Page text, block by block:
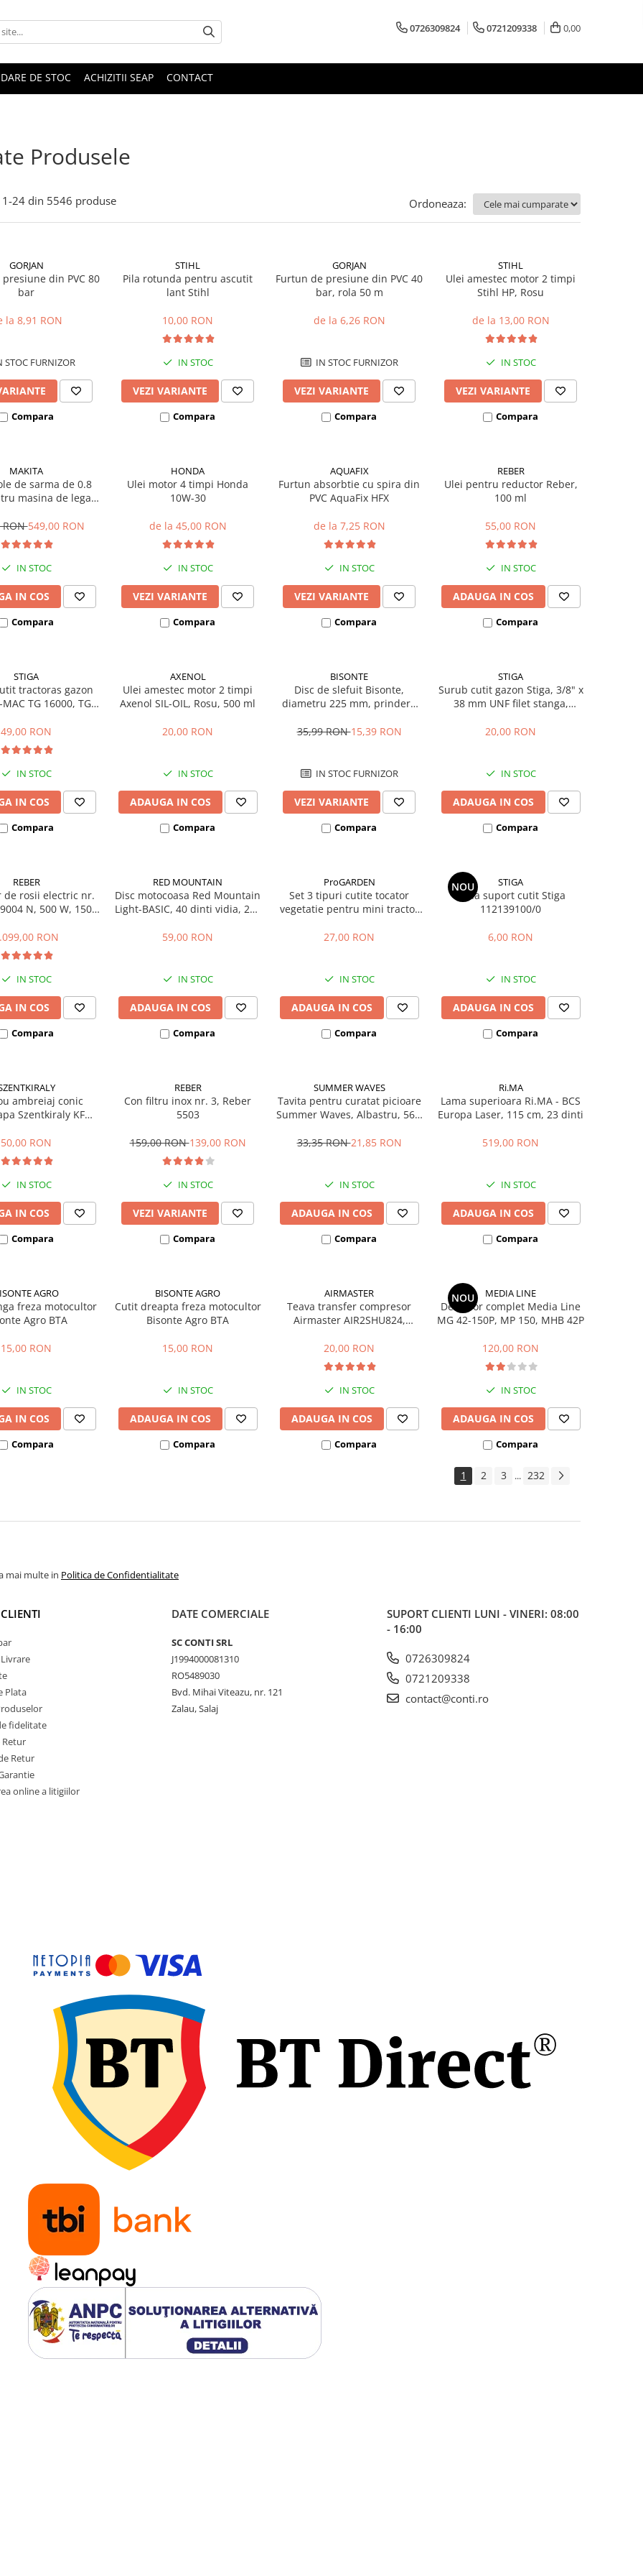
0726309824 0721209338 0,00
DE STOC ACHIZITII SEAP CONTACT
Produsele
1-24 din 5546 produse Ordoneaza:
GORJAN
din PVC 80
bar
la 8,91 RON
STOC FURNIZOR
Compara
STIHL
Pila rotunda pentru ascutit
lant Stihl
10,00 RON
IN STOC
VEZI VARIANTE
Compara
GORJAN
Furtun de presiune din PVC 40
bar, rola 50 m
de la 6,26 RON
IN STOC FURNIZOR
VEZI VARIANTE
Compara
STIHL
Ulei amestec motor 2 timpi
Stihl HP, Rosu
de la 13,00 RON
IN STOC
VEZI VARIANTE
Compara
MAKITA
de sarma de 0.8
masina de legat
RON549,00 RON
IN STOC
IN COS
Compara
HONDA
Ulei motor 4 timpi Honda
10W-30
de la 45,00 RON
IN STOC
VEZI VARIANTE
Compara
AQUAFIX
Furtun absorbtie cu spira din
PVC AquaFix HFX
de la 7,25 RON
IN STOC
VEZI VARIANTE
Compara
REBER
Ulei pentru reductor Reber,
100 ml
55,00 RON
IN STOC
ADAUGA IN COS
Compara
STIGA
tractoras gazon
TG 16000, TG
49,00 RON
IN STOC
IN COS
Compara
AXENOL
Ulei amestec motor 2 timpi
Axenol SIL-OIL, Rosu, 500 ml
20,00 RON
IN STOC
ADAUGA IN COS
Compara
BISONTE
Disc de slefuit Bisonte,
diametru 225 mm, prindere
35,99 RON15,39 RON
IN STOC FURNIZOR
VEZI VARIANTE
Compara
STIGA
Surub cutit gazon Stiga, 3/8" x
38 mm UNF filet stanga,
20,00 RON
IN STOC
ADAUGA IN COS
Compara
REBER
de rosii electric nr.
N, 500 W, 150-
RON
IN STOC
IN COS
Compara
RED MOUNTAIN
Disc motocoasa Red Mountain
Light-BASIC, 40 dinti vidia, 255
59,00 RON
IN STOC
ADAUGA IN COS
Compara
ProGARDEN
Set 3 tipuri cutite tocator
vegetatie pentru mini tractor
27,00 RON
IN STOC
ADAUGA IN COS
Compara
NOU STIGA
Pana suport cutit Stiga
112139100/0
6,00 RON
IN STOC
ADAUGA IN COS
Compara
ambreiaj conic
Szentkiraly KF
50,00 RON
IN STOC
IN COS
Compara
REBER
Con filtru inox nr. 3, Reber
5503
159,00 RON139,00 RON
IN STOC
VEZI VARIANTE
Compara
SUMMER WAVES
Tavita pentru curatat picioare
Summer Waves, Albastru, 56 x
33,35 RON21,85 RON
IN STOC
ADAUGA IN COS
Compara
Ri.MA
Lama superioara Ri.MA - BCS
Europa Laser, 115 cm, 23 dinti
519,00 RON
IN STOC
ADAUGA IN COS
Compara
AGRO
freza motocultor
Agro BTA
15,00 RON
IN STOC
IN COS
Compara
BISONTE AGRO
Cutit dreapta freza motocultor
Bisonte Agro BTA
15,00 RON
IN STOC
ADAUGA IN COS
Compara
AIRMASTER
Teava transfer compresor
Airmaster AIR2SHU824,
20,00 RON
IN STOC
ADAUGA IN COS
Compara
NOU MEDIA LINE
Demaror complet Media Line
MG 42-150P, MP 150, MHB 42P
120,00 RON
IN STOC
ADAUGA IN COS
Compara
1 2 3 ... 232
mai multe in Politica de Confidentialitate
Plata
fidelitate
Retur
Retur
online a litigiilor
DATE COMERCIALE
SC CONTI SRL
J1994000081310
RO5489030
Bvd. Mihai Viteazu, nr. 121
Zalau, Salaj
SUPORT CLIENTI LUNI - VINERI: 08:00
- 16:00
0726309824
0721209338
contact@conti.ro